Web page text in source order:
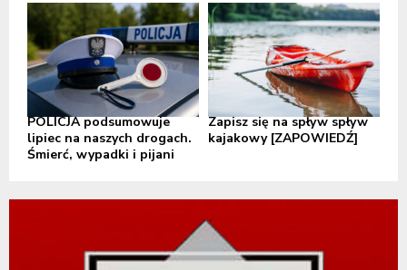
POLICJA podsumowuje
lipiec na naszych drogach.
Śmierć, wypadki i pijani
Zapisz się na spływ spływ
kajakowy [ZAPOWIEDŹ]